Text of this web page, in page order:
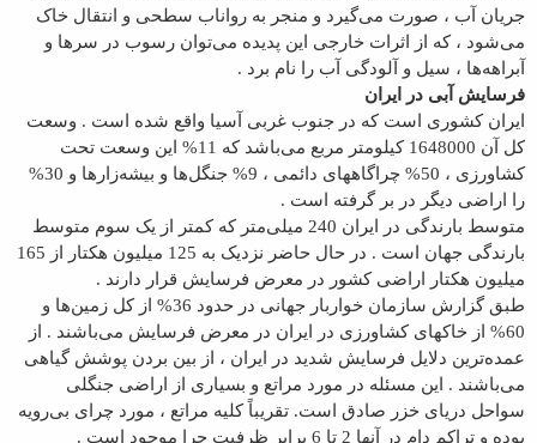
جریان آب ، صورت می‌گیرد و منجر به رواناب سطحی و انتقال خاک
می‌شود ، که از اثرات خارجی این پدیده می‌توان رسوب در سرها و
آبراهه‌ها ، سیل و آلودگی آب را نام برد .
فرسایش آبی در ایران
ایران کشوری است که در جنوب غربی آسیا واقع شده است . وسعت
کل آن 1648000 کیلومتر مربع می‌باشد که 11% این وسعت تحت
کشاورزی ، 50% چراگاههای دائمی ، 9% جنگل‌ها و بیشه‌زارها و 30%
را اراضی دیگر در بر گرفته است .
متوسط بارندگی در ایران 240 میلی‌متر که کمتر از یک سوم متوسط
بارندگی جهان است . در حال حاضر نزدیک به 125 میلیون هکتار از 165
میلیون هکتار اراضی کشور در معرض فرسایش قرار دارند .
طبق گزارش سازمان خواربار جهانی در حدود 36% از کل زمین‌ها و
60% از خاکهای کشاورزی در ایران در معرض فرسایش می‌باشند . از
عمده‌ترین دلایل فرسایش شدید در ایران ، از بین بردن پوشش گیاهی
می‌باشند . این مسئله در مورد مراتع و بسیاری از اراضی جنگلی
سواحل دریای خزر صادق است. تقریباً کلیه مراتع ، مورد چرای بی‌رویه
بوده و تراکم دام در آنها 2 تا 6 برابر ظرفیت چرا موجود است .